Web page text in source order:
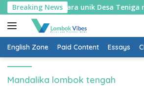
Skip
to
content
Breaking News
diburu: Cara unik Desa Teniga
English Zone Paid Content Essays
Mandalika lombok tengah